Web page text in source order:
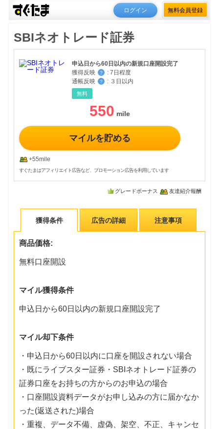
ログイン 無料会員登録
SBIネオトレード証券
申込日から60日以内の新規口座開設完了
獲得反映
？ : 7日程度
通帳反映
？ : ３日以内
無料
550
マイルを貯める
+55mile
すぐたまはアフィリエイト広告など、プロモーション広告を利用しています
グレードボーナス 友達紹介報酬
獲得条件 広告の詳細 注意事項
商品価格:
無料口座開設
マイル獲得条件
申込日から60日以内の新規口座開設完了
マイル却下条件
・申込日から60日以内に口座を開設されない場合
・既にライブスター証券・SBIネオトレード証券の
証券口座をお持ちの方からのお申込の場合
・口座開設資料データがお申し込みの方に届かなか
った(返送された)場合
・重複、データ不備、虚偽、架空、不正、キャンセ